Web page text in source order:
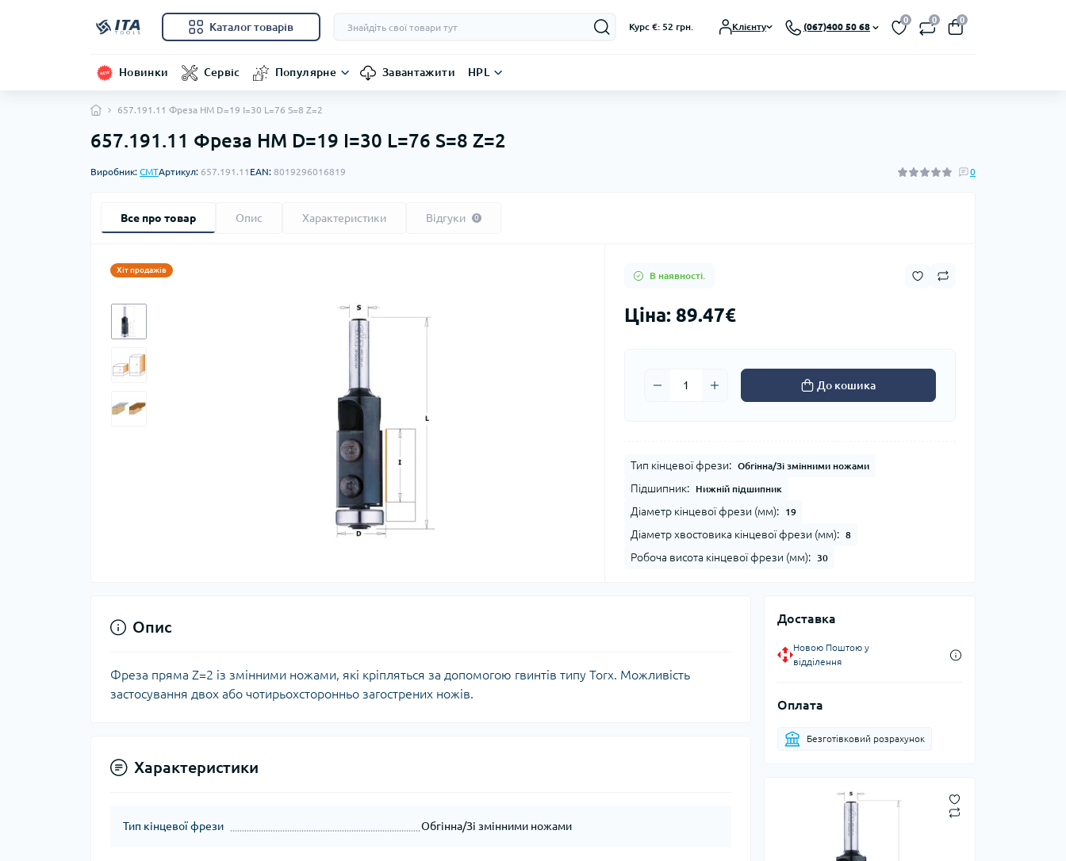
Каталог товарів Курс €: 52 грн. Клієнту (067)400 50 68
0 0 0
Новинки Сервіс Популярне Завантажити HPL
657.191.11 Фреза HM D=19 I=30 L=76 S=8 Z=2
657.191.11 Фреза HM D=19 I=30 L=76 S=8 Z=2
Виробник: CMTАртикул: 657.191.11 EAN: 8019296016819 0
Все про товар Опис Характеристики Відгуки 0
Хіт продажів
В наявності.
Ціна: 89.47€
До кошика
Тип кінцевої фрези: Обгінна/Зі змінними ножами
Підшипник: Нижній підшипник
Діаметр кінцевої фрези (мм): 19
Діаметр хвостовика кінцевої фрези (мм): 8
Робоча висота кінцевої фрези (мм): 30
Доставка
Новою Поштою у
відділення
Оплата
Безготівковий розрахунок
Опис
Фреза пряма Z=2 із змінними ножами, які кріпляться за допомогою гвинтів типу Torx. Можливість
застосування двох або чотирьохсторонньо загострених ножів.
Характеристики
Тип кінцевої фрези Обгінна/Зі змінними ножами